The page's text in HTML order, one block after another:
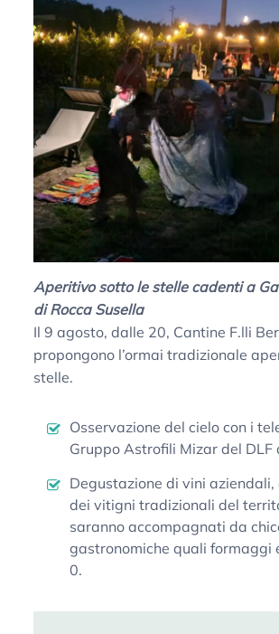
Aperitivo sotto le stelle cadenti a
di Rocca Susella
Il 9 agosto, dalle 20, Cantine F.lli
propongono l’ormai tradizionale
stelle.
Osservazione del cielo con i
Gruppo Astrofili Mizar del DLF
Degustazione di vini aziendali,
dei vitigni tradizionali del
saranno accompagnati da
gastronomiche quali formaggi
0.